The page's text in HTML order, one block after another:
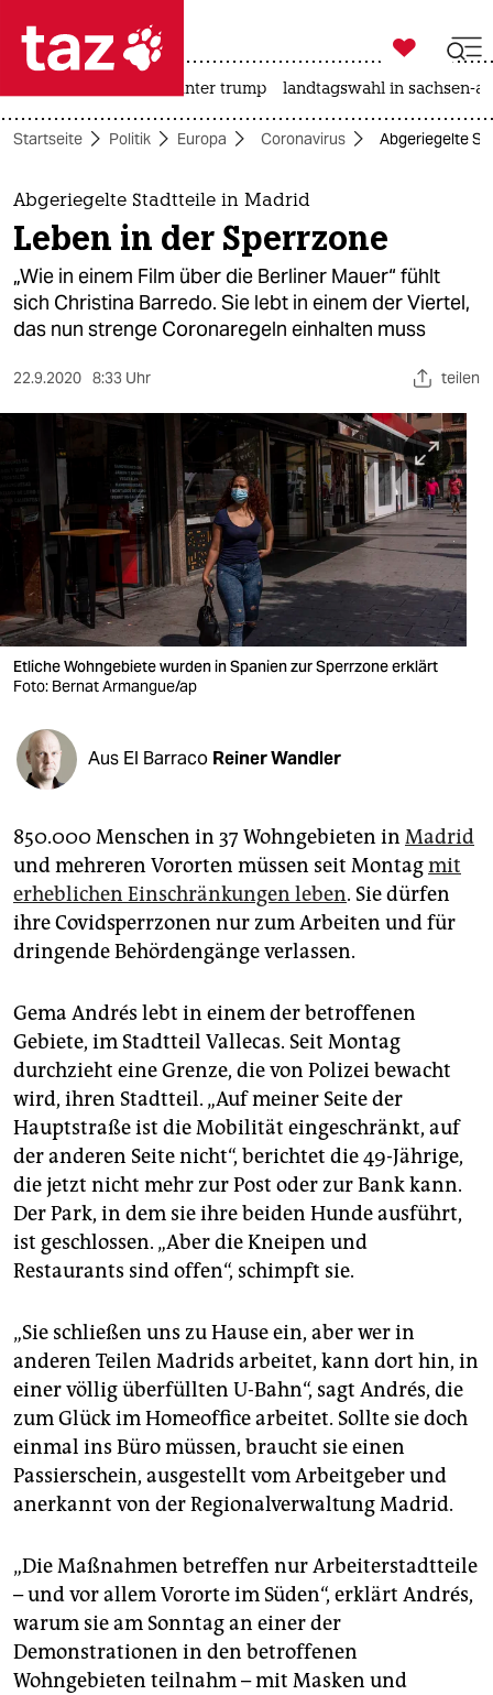
 taz zahl ich
taz zahl ich
themen
politik
öko
gesellschaft
sport
berlin
nord
wahrheit
verlag
verlag
veranstaltungen
shop
unterstützen
abo
genossenschaft

taz zahl ich
usa unter trump landtagswahl in sachsen-
Startseite Politik Europa Coronavirus Abgeriegelte
Abgeriegelte Stadtteile in Madrid
Leben in der Sperrzone
„Wie in einem Film über die Berliner Mauer“ fühlt
sich Christina Barredo. Sie lebt in einem der Viertel,
das nun strenge Coronaregeln einhalten muss
22.9.2020 8:33 Uhr teilen
Etliche Wohngebiete wurden in Spanien zur Sperrzone erklärt
Foto: Bernat Armangue/ap
Aus El Barraco Reiner Wandler
850.000 Menschen in 37 Wohngebieten in Madrid
und mehreren Vororten müssen seit Montagmit
erheblichen Einschränkungen leben. Sie dürfen
ihre Covidsperrzonen nur zum Arbeiten und für
dringende Behördengänge verlassen.
Gema Andrés lebt in einem der betroffenen
Gebiete, im Stadtteil Vallecas. Seit Montag
durchzieht eine Grenze, die von Polizei bewacht
wird, ihren Stadtteil. „Auf meiner Seite der
Hauptstraße ist die Mobilität eingeschränkt, auf
der anderen Seite nicht“, berichtet die 49-Jährige,
die jetzt nicht mehr zur Post oder zur Bank kann.
Der Park, in dem sie ihre beiden Hunde ausführt,
ist geschlossen. „Aber die Kneipen und
Restaurants sind offen“, schimpft sie.
„Sie schließen uns zu Hause ein, aber wer in
anderen Teilen Madrids arbeitet, kann dort hin, in
einer völlig überfüllten U-Bahn“, sagt Andrés, die
zum Glück im Homeoffice arbeitet. Sollte sie doch
einmal ins Büro müssen, braucht sie einen
Passierschein, ausgestellt vom Arbeitgeber und
anerkannt von der Regionalverwaltung Madrid.
„Die Maßnahmen betreffen nur Arbeiterstadtteile
– und vor allem Vororte im Süden“, erklärt Andrés,
warum sie am Sonntag an einer der
Demonstrationen in den betroffenen
Wohngebieten teilnahm – mit Masken und